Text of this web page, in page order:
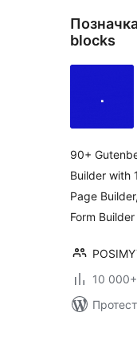
blocks
90+
Builder with
Page
Form
10